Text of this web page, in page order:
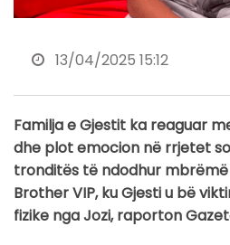
13/04/2025 15:12
Familja e Gjestit ka reaguar
dhe plot emocion në rrjetet
tronditës të ndodhur mbrëmë
Brother VIP, ku Gjesti u bë
fizike nga Jozi, raporton